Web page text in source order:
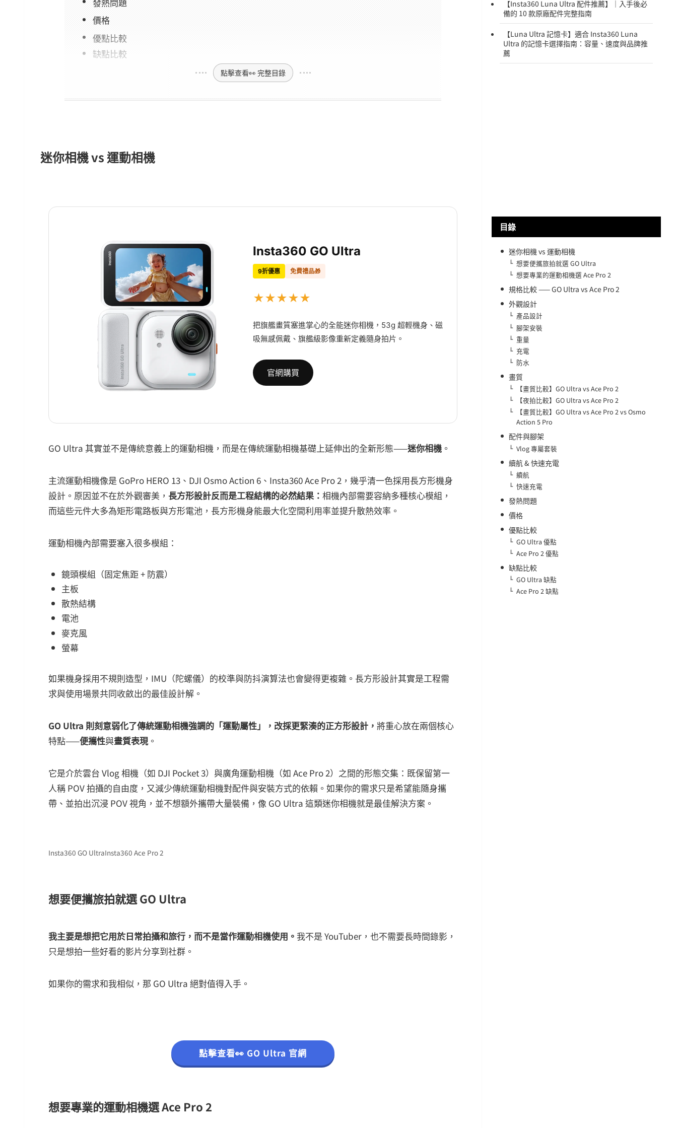
價格
優點比較
缺點比較
點擊查看👀 完整目錄
迷你相機 vs 運動相機
Insta360 GO Ultra
9折優惠 免費禮品🎁
★★★★★
把旗艦畫質塞進掌心的全能迷你相機，53g 超輕機身、磁
吸無感佩戴、旗艦級影像重新定義隨身拍片。
官網購買
GO Ultra 其實並不是傳統意義上的運動相機，而是在傳統運動相機基礎上延伸出的全新形態——迷你相機 。
主流運動相機像是 GoPro HERO 13、DJI Osmo Action 6、Insta360 Ace Pro 2，幾乎清一色採用長方形機身
設計。原因並不在於外觀審美， 長方形設計反而是工程結構的必然結果： 相機內部需要容納多種核心模組，
而這些元件大多為矩形電路板與方形電池，長方形機身能最大化空間利用率並提升散熱效率。
運動相機內部需要塞入很多模組：
鏡頭模組（固定焦距 + 防震）
主板
散熱結構
電池
麥克風
螢幕
如果機身採用不規則造型，IMU（陀螺儀）的校準與防抖演算法也會變得更複雜。長方形設計其實是工程需
求與使用場景共同收斂出的最佳設計解。
GO Ultra 則刻意弱化了傳統運動相機強調的「運動屬性」，改採更緊湊的正方形設計， 將重心放在兩個核心
特點——便攜性與畫質表現。
它是介於雲台 Vlog 相機（如 DJI Pocket 3）與廣角運動相機（如 Ace Pro 2）之間的形態交集：既保留第一
人稱 POV 拍攝的自由度，又減少傳統運動相機對配件與安裝方式的依賴。如果你的需求只是希望能隨身攜
帶、並拍出沉浸 POV 視角，並不想額外攜帶大量裝備，像 GO Ultra 這類迷你相機就是最佳解決方案。
Insta360 GO UltraInsta360 Ace Pro 2
想要便攜旅拍就選 GO Ultra
我主要是想把它用於日常拍攝和旅行，而不是當作運動相機使用。 我不是 YouTuber，也不需要長時間錄影，
只是想拍一些好看的影片分享到社群。
如果你的需求和我相似，那 GO Ultra 絕對值得入手。
點擊查看👀 GO Ultra 官網
想要專業的運動相機選 Ace Pro 2
【Insta360 Luna Ultra 配件推薦】｜入手後必
備的 10 款原廠配件完整指南
【Luna Ultra 記憶卡】適合 Insta360 Luna
Ultra 的記憶卡選擇指南：容量、速度與品牌推
薦
目錄
迷你相機 vs 運動相機
想要便攜旅拍就選 GO Ultra
想要專業的運動相機選 Ace Pro 2
規格比較 —— GO Ultra vs Ace Pro 2
外觀設計
產品設計
腳架安裝
重量
充電
防水
畫質
【畫質比較】GO Ultra vs Ace Pro 2
【夜拍比較】GO Ultra vs Ace Pro 2
【畫質比較】GO Ultra vs Ace Pro 2 vs Osmo
Action 5 Pro
配件與腳架
Vlog 專屬套裝
續航 & 快速充電
續航
快速充電
發熱問題
價格
優點比較
GO Ultra 優點
Ace Pro 2 優點
缺點比較
GO Ultra 缺點
Ace Pro 2 缺點